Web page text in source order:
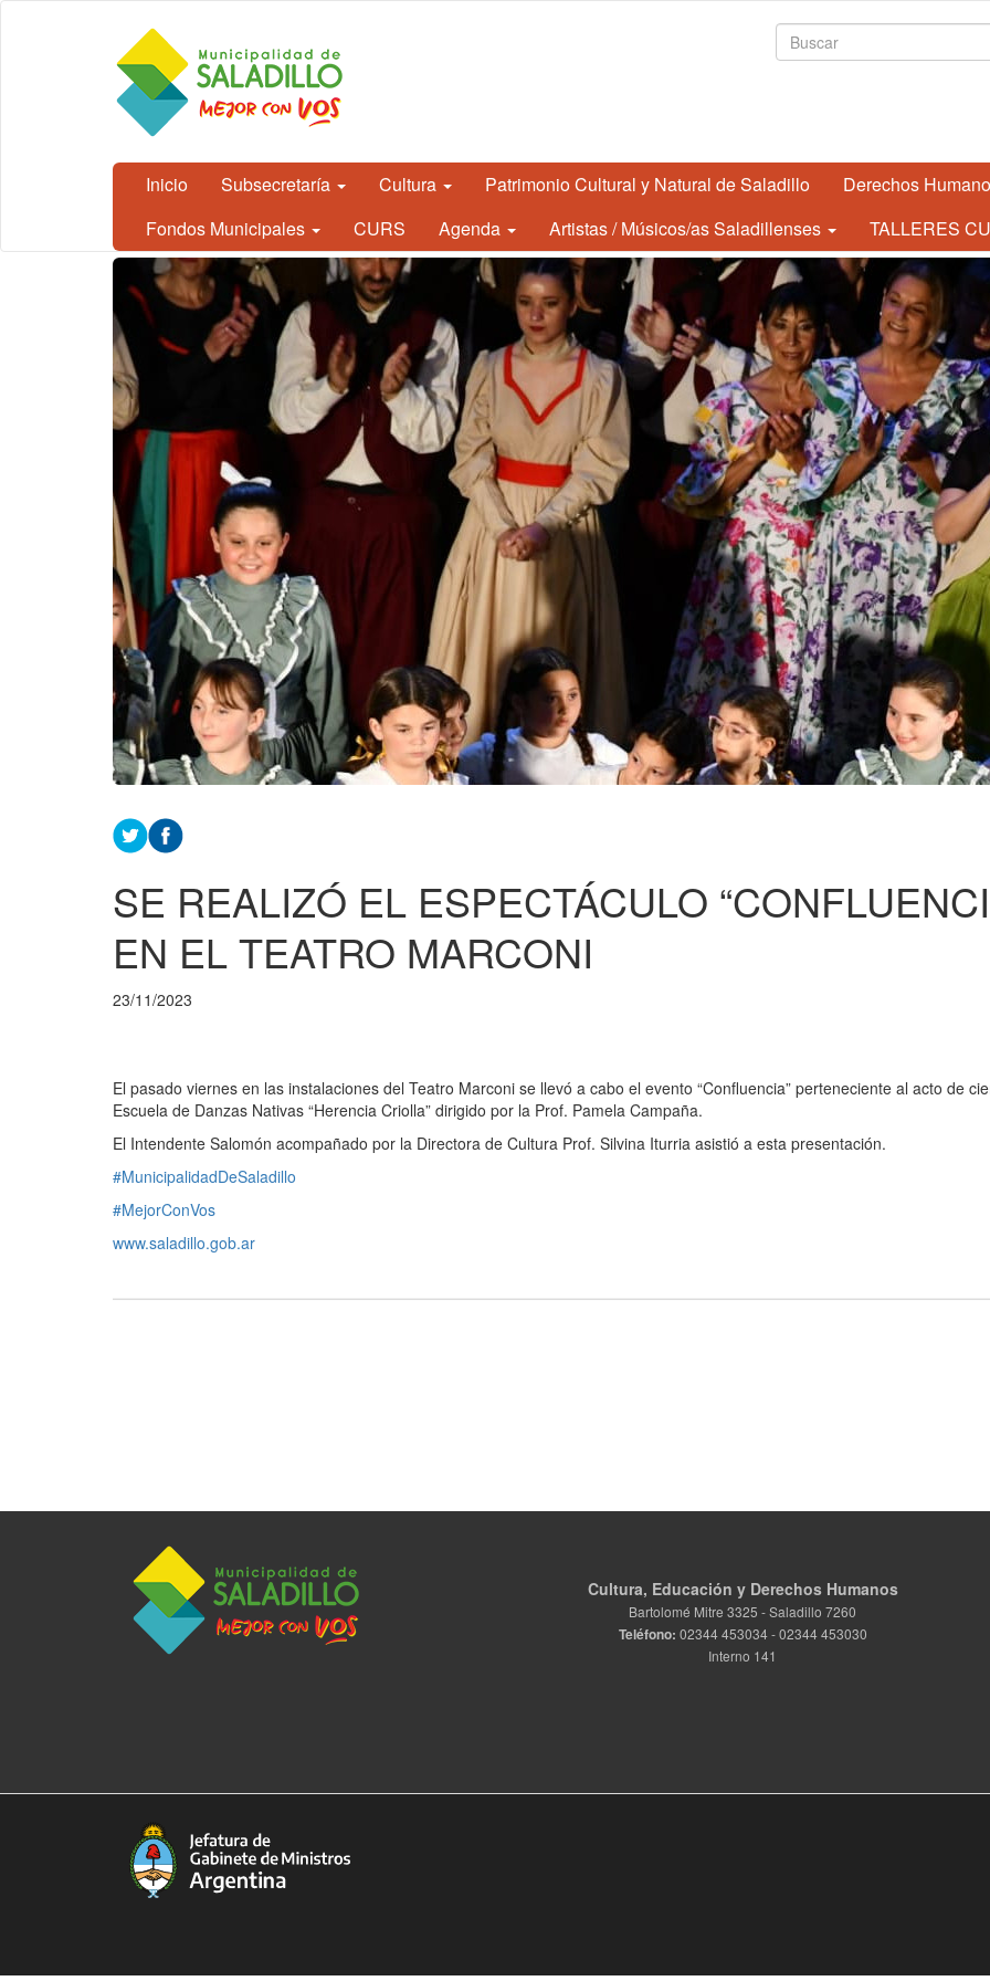
CEDH.
Secretaría
de
Cultura,
Educación
Derechos
Humanos
Formulario
Inicio Subsecretaría Cultura Patrimonio Cultural y Natural de Saladillo
Derechos
Fondos Municipales
CURS Agenda Artistas / Músicos/as Saladillenses TALLERES
Contenido
principal
SE REALIZÓ EL ESPECTÁCULO
EN EL TEATRO MARCONI
23/11/2023
El pasado viernes en las instalaciones del Teatro Marconi se llevó a cabo el evento “Confluencia” perteneciente al acto de
Escuela de Danzas Nativas “Herencia Criolla” dirigido por la Prof. Pamela Campaña.
El Intendente Salomón acompañado por la Directora de Cultura Prof. Silvina Iturria asistió a esta presentación.
#MunicipalidadDeSaladillo
#MejorConVos
www.saladillo.gob.ar
Cultura, Educación y Derechos Humanos
Bartolomé Mitre 3325 - Saladillo 7260
Teléfono: 02344 453034 - 02344 453030
Interno 141